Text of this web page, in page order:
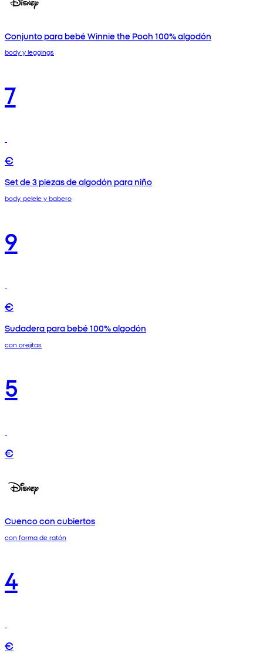
Conjunto para bebé Winnie the Pooh 100% algodón
body y leggings
7
€
Set de 3 piezas de algodón para niño
body, pelele y babero
9
€
Sudadera para bebé 100% algodón
con orejitas
5
€
Cuenco con cubiertos
con forma de ratón
4
€